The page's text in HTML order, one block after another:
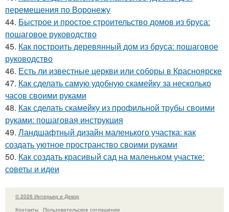
перемещения по Воронежу
44. Быстрое и простое строительство домов из бруса:
пошаговое руководство
45. Как построить деревянный дом из бруса: пошаговое
руководство
46. Есть ли известные церкви или соборы в Красноярске
47. Как сделать самую удобную скамейку за несколько
часов своими руками
48. Как сделать скамейку из профильной трубы своими
руками: пошаговая инструкция
49. Ландшафтный дизайн маленького участка: как
создать уютное пространство своими руками
50. Как создать красивый сад на маленьком участке:
советы и идеи
© 2026 Интерьер и Декор
Контакты
Пользовательское соглашение